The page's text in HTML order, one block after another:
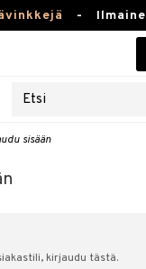
-
sisään
kirjaudu tästä.